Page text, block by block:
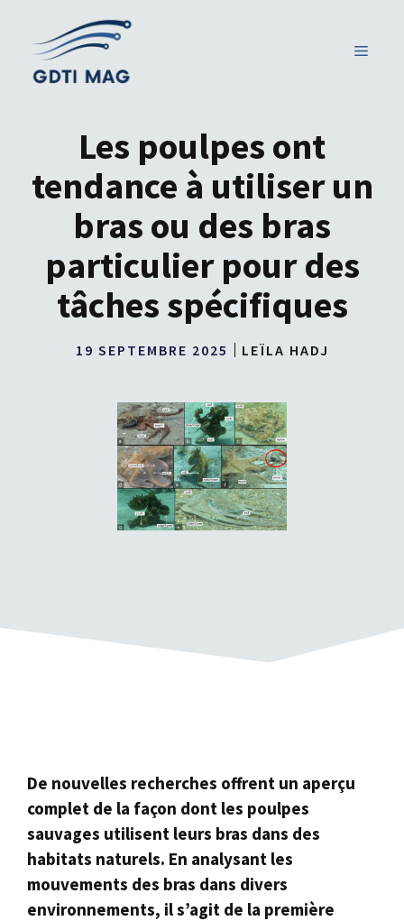
contenu
MENU
Les poulpes ont
tendance à utiliser un
bras ou des bras
particulier pour des
tâches spécifiques
19 SEPTEMBRE 2025 LEÏLA HADJ
De nouvelles recherches offrent un aperçu
complet de la façon dont les poulpes
sauvages utilisent leurs bras dans des
habitats naturels. En analysant les
mouvements des bras dans divers
environnements, il s’agit de la première